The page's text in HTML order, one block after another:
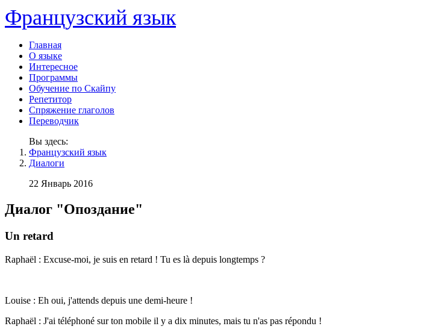
Французский язык
Главная
О языке
Интересное
Программы
Обучение по Скайпу
Репетитор
Спряжение глаголов
Переводчик
Вы здесь:
Французский язык
Диалоги
22 Январь 2016
Диалог "Опоздание"
Un retard
Raphaël : Excuse-moi, je suis en retard ! Tu es là depuis longtemps ?
Louise : Eh oui, j'attends depuis une demi-heure !
Raphaël : J'ai téléphoné sur ton mobile il y a dix minutes, mais tu n'as pas répondu !